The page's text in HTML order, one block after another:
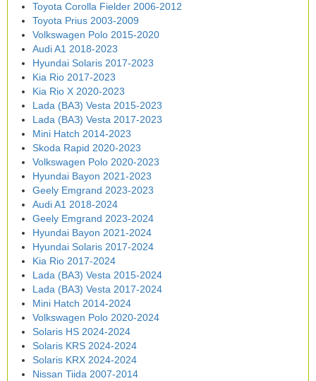
Toyota Corolla Fielder 2006-2012
Toyota Prius 2003-2009
Volkswagen Polo 2015-2020
Audi A1 2018-2023
Hyundai Solaris 2017-2023
Kia Rio 2017-2023
Kia Rio X 2020-2023
Lada (ВАЗ) Vesta 2015-2023
Lada (ВАЗ) Vesta 2017-2023
Mini Hatch 2014-2023
Skoda Rapid 2020-2023
Volkswagen Polo 2020-2023
Hyundai Bayon 2021-2023
Geely Emgrand 2023-2023
Audi A1 2018-2024
Geely Emgrand 2023-2024
Hyundai Bayon 2021-2024
Hyundai Solaris 2017-2024
Kia Rio 2017-2024
Lada (ВАЗ) Vesta 2015-2024
Lada (ВАЗ) Vesta 2017-2024
Mini Hatch 2014-2024
Volkswagen Polo 2020-2024
Solaris HS 2024-2024
Solaris KRS 2024-2024
Solaris KRX 2024-2024
Nissan Tiida 2007-2014